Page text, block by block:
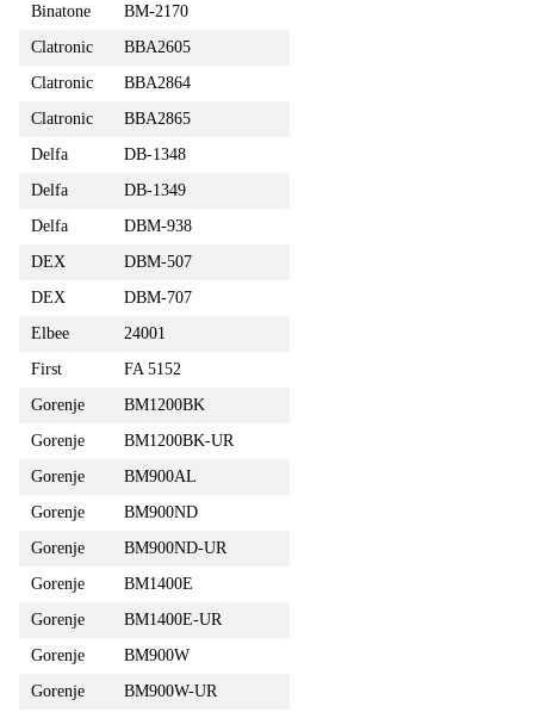
Binatone
BM-2170
Clatronic
BBA2605
Clatronic
BBA2864
Clatronic
BBA2865
Delfa
DB-1348
Delfa
DB-1349
Delfa
DBM-938
DEX
DBM-507
DEX
DBM-707
Elbee
24001
First
FA 5152
Gorenje
BM1200BK
Gorenje
BM1200BK-UR
Gorenje
BM900AL
Gorenje
BM900ND
Gorenje
BM900ND-UR
Gorenje
BM1400E
Gorenje
BM1400E-UR
Gorenje
BM900W
Gorenje
BM900W-UR